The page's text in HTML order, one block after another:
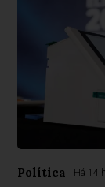
Política Há 14